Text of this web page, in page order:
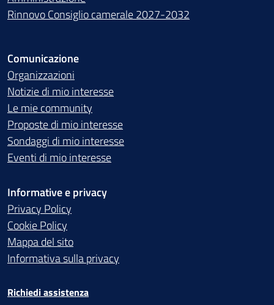
Rinnovo Consiglio camerale 2027-2032
Comunicazione
Organizzazioni
Notizie di mio interesse
Le mie community
Proposte di mio interesse
Sondaggi di mio interesse
Eventi di mio interesse
Informative e privacy
Privacy Policy
Cookie Policy
Mappa del sito
Informativa sulla privacy
Richiedi assistenza